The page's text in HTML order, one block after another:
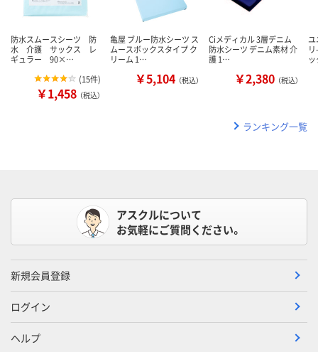
防水スムースシーツ 防
水 介護 サックス レ
ギュラー 90×…
(15件)
￥1,458 （税込）
亀屋 ブルー防水シーツ ス
ムースボックスタイプ ク
リーム 1…
￥5,104 （税込）
Ciメディカル 3層デニム
防水シーツ デニム素材 介
護 1…
￥2,380 （税込）
ランキング一覧
アスクルについて
お気軽にご質問ください。
新規会員登録
ログイン
ヘルプ